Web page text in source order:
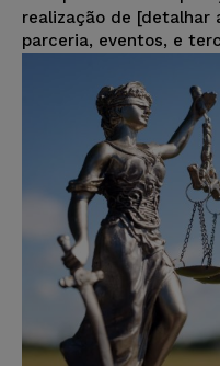
realização de [detalhar
parceria, eventos, e